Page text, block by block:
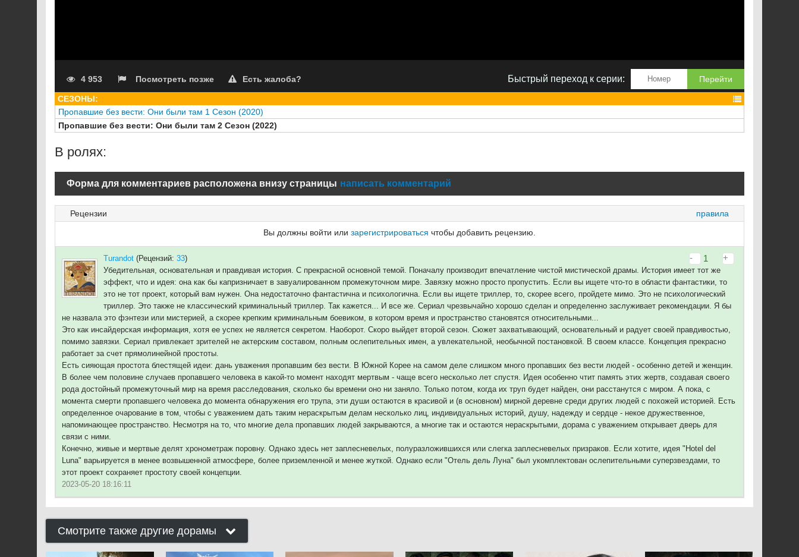
4 953 Посмотреть позже Есть жалоба? Быстрый переход к серии: Перейти
СЕЗОНЫ:
Пропавшие без вести: Они были там 1 Сезон (2020)
Пропавшие без вести: Они были там 2 Сезон (2022)
В ролях:
Форма для комментариев расположена внизу страницы написать комментарий
Рецензии
правила
Вы должны войти или зарегистрироваться чтобы добавить рецензию.
- 1 +
Turandot (Рецензий: 33)
Убедительная, основательная и правдивая история. С прекрасной основной темой. Поначалу производит впечатление чистой мистической драмы. История имеет тот же
эффект, что и идея: она как бы капризничает в завуалированном промежуточном мире. Завязку можно просто пропустить. Если вы ищете что-то в области фантастики, то
это не тот проект, который вам нужен. Она недостаточно фантастична и психологична. Если вы ищете триллер, то, скорее всего, пройдете мимо. Это не психологический
триллер. Это также не классический криминальный триллер. Так кажется... И все же. Сериал чрезвычайно хорошо сделан и определенно заслуживает рекомендации. Я бы
не назвала это фэнтези или мистерией, а скорее крепким криминальным боевиком, в котором время и пространство становятся относительными...
Это как инсайдерская информация, хотя ее успех не является секретом. Наоборот. Скоро выйдет второй сезон. Сюжет захватывающий, основательный и радует своей правдивостью,
помимо завязки. Сериал привлекает зрителей не актерским составом, полным ослепительных имен, а увлекательной, необычной постановкой. В своем классе. Концепция прекрасно
работает за счет прямолинейной простоты.
Есть сияющая простота блестящей идеи: дань уважения пропавшим без вести. В Южной Корее на самом деле слишком много пропавших без вести людей - особенно детей и женщин.
В более чем половине случаев пропавшего человека в какой-то момент находят мертвым - чаще всего несколько лет спустя. Идея особенно чтит память этих жертв, создавая своего
рода достойный промежуточный мир на время расследования, сколько бы времени оно ни заняло. Только потом, когда их труп будет найден, они расстанутся с миром. А пока, с
момента смерти пропавшего человека до момента обнаружения его трупа, эти души остаются в красивой и (в основном) мирной деревне среди других людей с похожей историей. Есть
определенное очарование в том, чтобы с уважением дать таким нераскрытым делам несколько лиц, индивидуальных историй, душу, надежду и сердце - некое дружественное,
напоминающее пространство. Несмотря на то, что многие дела пропавших людей закрываются, а многие так и остаются нераскрытыми, дорама с уважением открывает дверь для
связи с ними.
Конечно, живые и мертвые делят хронометраж поровну. Однако здесь нет заплесневелых, полуразложившихся или слегка заплесневелых призраков. Если хотите, идея "Hotel del
Luna" варьируется в менее возвышенной атмосфере, более приземленной и менее жуткой. Однако если "Отель дель Луна" был укомплектован ослепительными суперзвездами, то
этот проект сохраняет простоту своей концепции.
2023-05-20 18:16:11
Смотрите также другие дорамы